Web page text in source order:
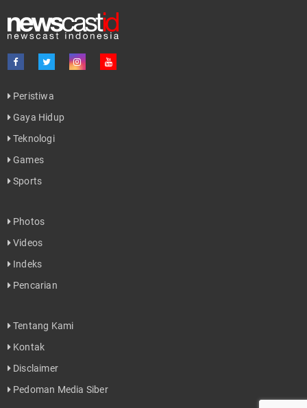
Peristiwa
Gaya Hidup
Teknologi
Games
Sports
Photos
Videos
Indeks
Pencarian
Tentang Kami
Kontak
Disclaimer
Pedoman Media Siber